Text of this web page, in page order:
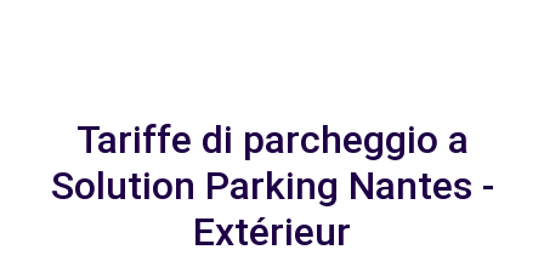
Tariffe di parcheggio a
Solution Parking Nantes -
Extérieur